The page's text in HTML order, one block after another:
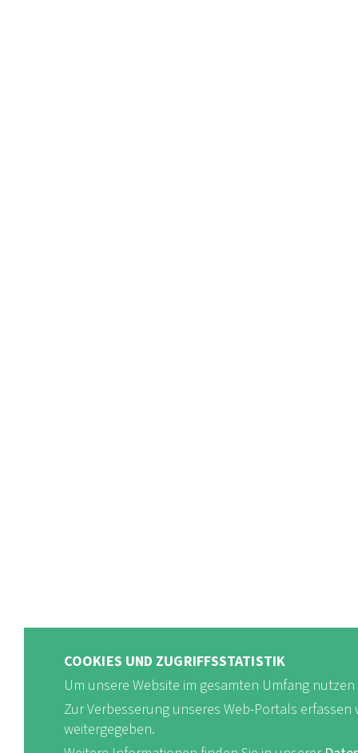
COOKIES UND ZUGRIFFSSTATISTIK
Um unsere Website im gesamten Umfang
Zur Verbesserung unseres Web-Portals
weitergegeben.